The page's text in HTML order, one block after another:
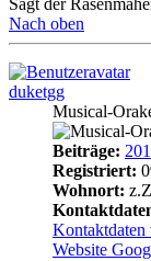
Sagt der
Nach oben
duketgg
Musical-
Beiträge:
Registriert:
Wohnort:
Kontaktdaten
Website